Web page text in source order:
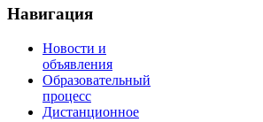
Навигация
Новости и
объявления
Образовательный
процесс
Дистанционное